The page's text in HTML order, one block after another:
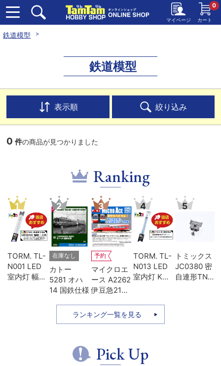
マイページ カート
0
鉄道模型
鉄道模型
表示順 絞り込み
0 件の商品が見つかりました
Ranking
1
TORM. TL-
N001 LED
室内灯 幅狭
2
在庫なし
カトー
5281 オハ
14 国鉄仕様
3
予約
マイクロエ
ース A2262
伊豆急2100
ルファ・リ
ゾート21 登
4
TORM. TL-
N013 LED
室内灯 Kタ
型
5
トミックス
JC0380 密
自連形TNカ
ランキング一覧を見る
Pick Up